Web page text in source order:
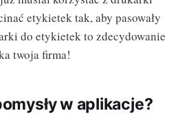
etykietek tak, aby pasowały
do etykietek to zdecydowanie
twoja firma!
w aplikacje?